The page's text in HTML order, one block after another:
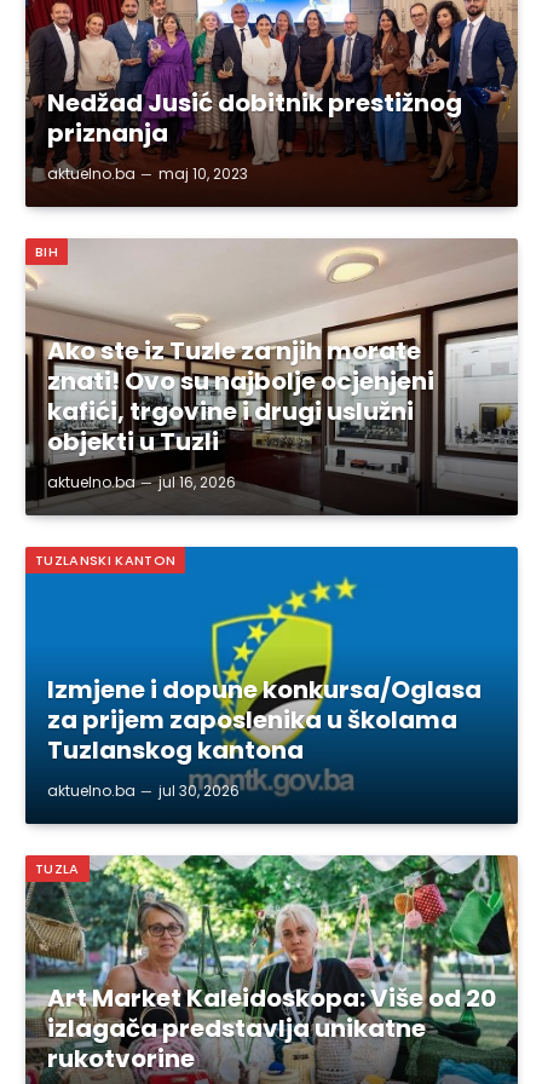
Nedžad Jusić dobitnik prestižnog
priznanja
aktuelno.ba maj 10, 2023
BIH
Ako ste iz Tuzle za njih morate
znati! Ovo su najbolje ocjenjeni
kafići, trgovine i drugi uslužni
objekti u Tuzli
aktuelno.ba jul 16, 2026
TUZLANSKI KANTON
Izmjene i dopune konkursa/Oglasa
za prijem zaposlenika u školama
Tuzlanskog kantona
aktuelno.ba jul 30, 2026
TUZLA
Art Market Kaleidoskopa: Više od 20
izlagača predstavlja unikatne
rukotvorine